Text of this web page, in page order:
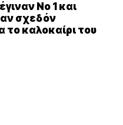
Νο 1 και
σχεδόν
το καλοκαίρι του